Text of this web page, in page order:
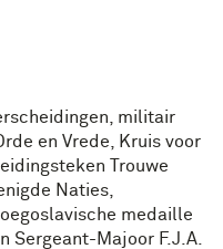
militair
en Vrede, Kruis voor
Trouwe
Naties,
medaille
Sergeant-Majoor F.J.A.